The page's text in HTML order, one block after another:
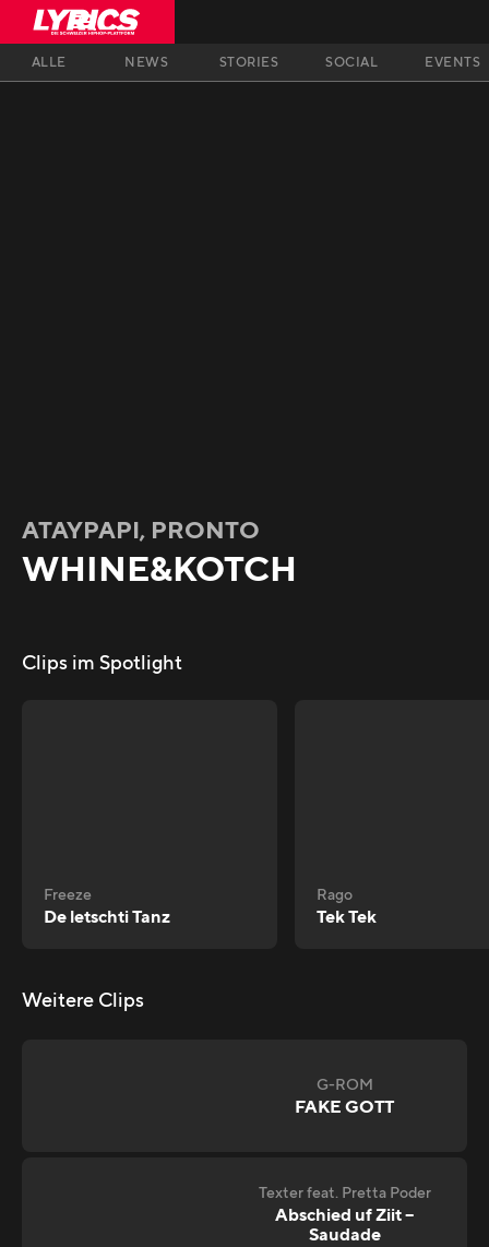
ALLE NEWS STORIES SOCIAL EVENTS
ATAYPAPI, PRONTO
WHINE&KOTCH
Clips im Spotlight
Freeze
De letschti Tanz
Rago
Tek Tek
Weitere Clips
G-ROM
FAKE GOTT
Texter feat. Pretta Poder
Abschied uf Ziit –
Saudade